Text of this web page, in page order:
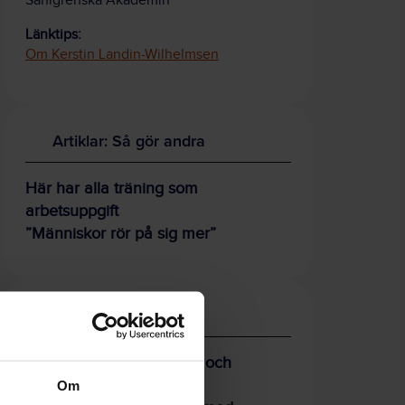
Om
Länktips:
Om Kerstin Landin-Wilhelmsen
Artiklar: Så gör andra
Här har alla träning som
arbetsuppgift
”Människor rör på sig mer”
Artiklar: Forskning
Förebygg psykisk ohälsa och
utmattning